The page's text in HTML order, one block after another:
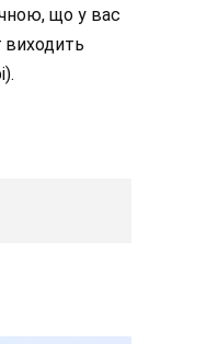
що у вас
виходить